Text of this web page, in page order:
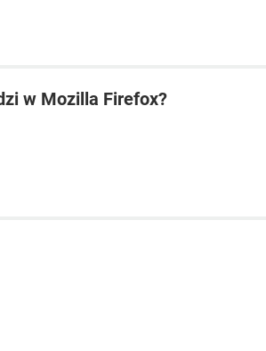
w Mozilla Firefox?